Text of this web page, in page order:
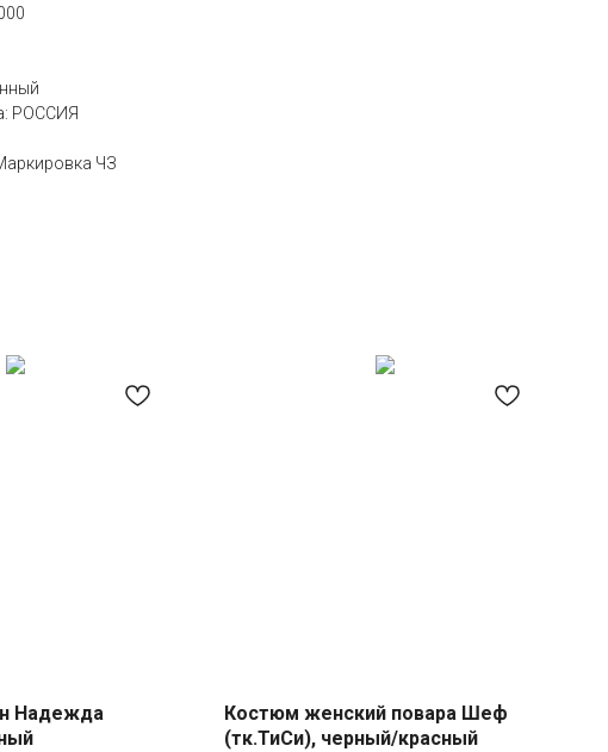
РОССИЯ
ЧЗ
Надежда
Костюм женский повара Шеф
(тк.ТиСи), черный/красный